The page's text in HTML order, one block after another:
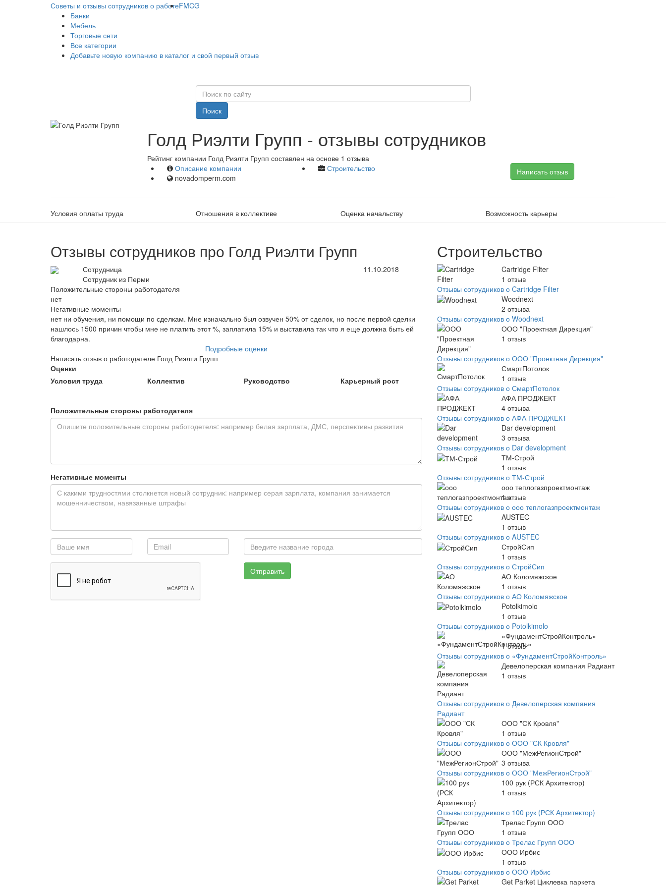
Советы и отзывы сотрудников о работеFMCG
Банки
Мебель
Торговые сети
Все категории
Добавьте новую компанию в каталог и свой первый отзыв
Поиск
Голд Риэлти Групп - отзывы сотрудников
Рейтинг компании Голд Риэлти Групп составлен на основе 1 отзыва
Описание компании
Строительство
novadomperm.com
Написать отзыв
Условия оплаты труда Отношения в коллективе Оценка начальству Возможность карьеры
Отзывы сотрудников про Голд Риэлти Групп
Сотрудница
Сотрудник из Перми
11.10.2018
Положительные стороны работодателя
нет
Негативные моменты
нет ни обучения, ни помощи по сделкам. Мне изначально был озвучен 50% от сделок, но после первой сделки
нашлось 1500 причин чтобы мне не платить этот %, заплатила 15% и выставила так что я еще должна быть ей
благодарна.
Подробные оценки
Написать отзыв о работодателе Голд Риэлти Групп
Оценки
Условия труда
Коллектив Руководство Карьерный рост
Положительные стороны работодателя
Негативные моменты
Отправить
Строительство
Cartridge Filter
1 отзыв
Отзывы сотрудников о Cartridge Filter
Woodnext
2 отзыва
Отзывы сотрудников о Woodnext
ООО "Проектная Дирекция"
1 отзыв
Отзывы сотрудников о ООО "Проектная Дирекция"
СмартПотолок
1 отзыв
Отзывы сотрудников о СмартПотолок
АФА ПРОДЖЕКТ
4 отзыва
Отзывы сотрудников о АФА ПРОДЖЕКТ
Dar development
3 отзыва
Отзывы сотрудников о Dar development
ТМ-Строй
1 отзыв
Отзывы сотрудников о ТМ-Строй
ооо теплогазпроектмонтаж
1отзыв
Отзывы сотрудников о ооо теплогазпроектмонтаж
AUSTEC
1 отзыв
Отзывы сотрудников о AUSTEC
СтройСип
1 отзыв
Отзывы сотрудников о СтройСип
АО Коломяжское
1 отзыв
Отзывы сотрудников о АО Коломяжское
Potolkimolo
1 отзыв
Отзывы сотрудников о Potolkimolo
«ФундаментСтройКонтроль»
1отзыв
Отзывы сотрудников о «ФундаментСтройКонтроль»
Девелоперская компания Радиант
1 отзыв
Отзывы сотрудников о Девелоперская компания
Радиант
ООО "СК Кровля"
1 отзыв
Отзывы сотрудников о ООО "СК Кровля"
ООО "МежРегионСтрой"
3 отзыва
Отзывы сотрудников о ООО "МежРегионСтрой"
100 рук (РСК Архитектор)
1 отзыв
Отзывы сотрудников о 100 рук (РСК Архитектор)
Трелас Групп ООО
1 отзыв
Отзывы сотрудников о Трелас Групп ООО
ООО Ирбис
1 отзыв
Отзывы сотрудников о ООО Ирбис
Get Parket Циклевка паркета